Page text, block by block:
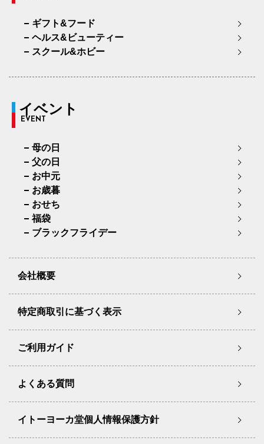
ギフト&フード
ヘルス&ビューティー
スクール&ホビー
イベント
EVENT
母の日
父の日
お中元
お歳暮
おせち
福袋
ブラックフライデー
会社概要
特定商取引に基づく表示
ご利用ガイド
よくある質問
イトーヨーカ堂個人情報保護方針